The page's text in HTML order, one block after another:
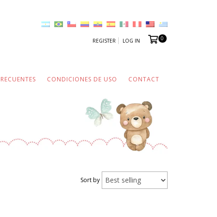
REGISTER LOG IN 0
CONDICIONES DE USO CONTACT
Sort by